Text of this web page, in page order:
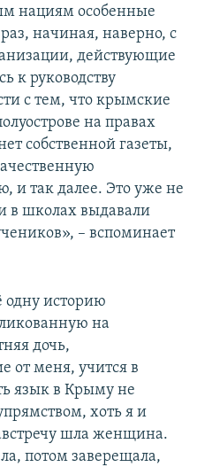
нациям особенные
начиная, наверно, с
действующие
к руководству
с тем, что крымские
на правах
собственной газеты,
и так далее. Это уже не
в школах выдавали
– вспоминает
одну историю
на
дочь,
от меня, учится в
язык в Крыму не
хоть я и
шла женщина.
потом заверещала,